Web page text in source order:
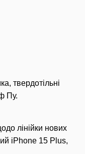
твердотільні
Пу.
лінійки нових
iPhone 15 Plus,